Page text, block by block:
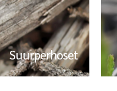
Suurperhoset